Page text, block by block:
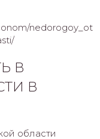
nedorogoy_ot
В
В